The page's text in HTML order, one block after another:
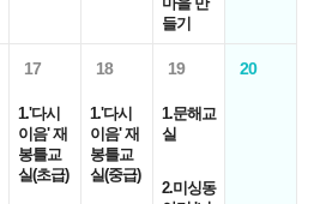
들기
17
1.'다시
이음' 재
봉틀교
실(초급)
18
1.'다시
이음' 재
봉틀교
실(중급)
19
1.문해교
실
2.미싱동
20